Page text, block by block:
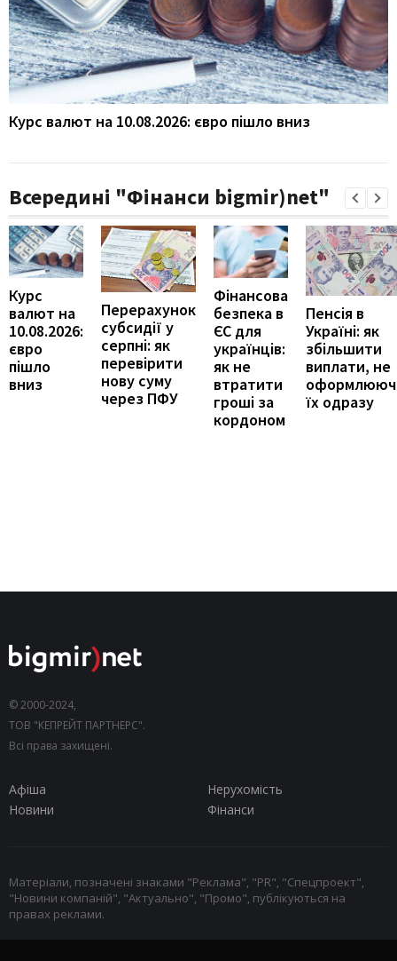
Курс валют на 10.08.2026: євро пішло вниз
Всередині "Фінанси bigmir)net"
Курс
валют на
10.08.2026:
євро
пішло
вниз
Перерахунок
субсидії у
серпні: як
перевірити
нову суму
через ПФУ
Фінансова
безпека в
ЄС для
українців:
як не
втратити
гроші за
кордоном
Пенсія в
Україні: як
збільшити
виплати, не
їх одразу
© 2000-2024,
ТОВ "КЕПРЕЙТ ПАРТНЕРС".
Всі права захищені.
Афіша
Нерухомість
Новини
Фінанси
Матеріали, позначені знаками "Реклама", "PR", "Спецпроект",
"Новини компаній", "Актуально", "Промо", публікуються на
правах реклами.